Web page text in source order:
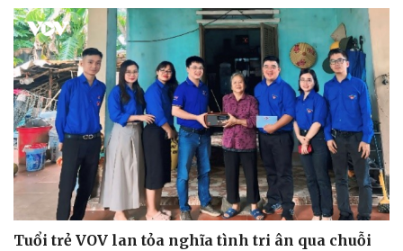
Tuổi trẻ VOV lan tỏa nghĩa tình tri ân qua chuỗi